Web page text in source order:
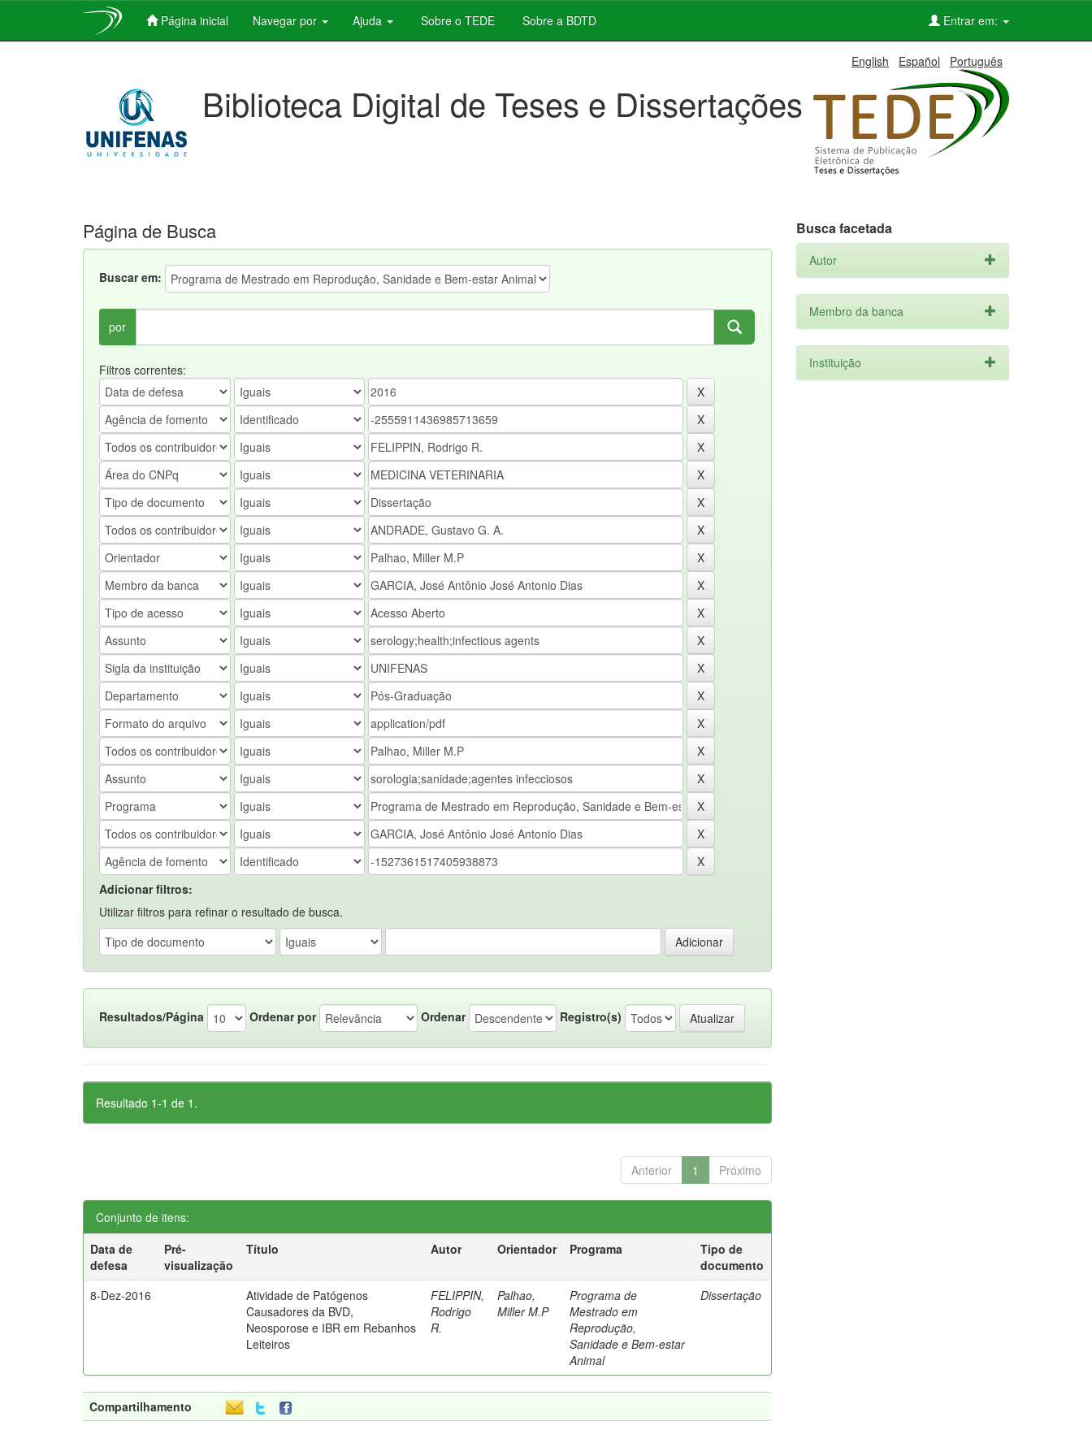
Página inicial Navegar por Ajuda Sobre o TEDE Sobre a BDTD Entrar em:
English Español Português
Biblioteca Digital de Teses e Dissertações
Página de Busca
Buscar em:
por
Filtros correntes:
Adicionar filtros:
Utilizar filtros para refinar o resultado de busca.
Resultados/Página Ordenar por Ordenar Registro(s)
Resultado 1-1 de 1.
Anterior 1 Próximo
Conjunto de itens:
Data de
defesa
Pré-
visualização
Título Autor Orientador Programa
Tipo de
documento
8-Dez-2016
Atividade de Patógenos
Causadores da BVD,
Neosporose e IBR em Rebanhos
Leiteiros
FELIPPIN,
Rodrigo
R.
Palhao,
Miller M.P
Programa de
Mestrado em
Reprodução,
Sanidade e Bem-estar
Animal
Dissertação
Compartilhamento
Busca facetada
Autor
Membro da banca
Instituição